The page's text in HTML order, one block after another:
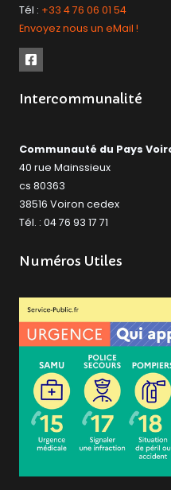
Tél : +33 4 76 06 01 54
Envoyez nous un eMail !
Intercommunalité
Communauté du Pays
40 rue Mainssieux
cs 80363
38516 Voiron cedex
Tél. : 04 76 93 17 71
Numéros Utiles